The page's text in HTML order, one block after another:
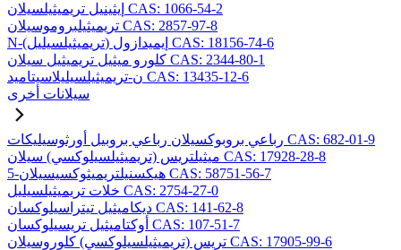
إيثينيل تريميثيلسيلان CAS: 1066-54-2
تريميثيلبروموسيلان CAS: 2857-97-8
N-(تريميثيلسيليل) إيميدازول CAS: 18156-74-6
كلورو ميثيل تريميثيل سيلان CAS: 2344-80-1
ن-تريميثيلسيليلاسيتاميد CAS: 13435-12-6
سيلانات أخرى
رباعي بروبوكسيلان رباعي بروبيل أورثوسيليكات CAS: 682-01-9
ميثيلتريس (تريميثيلسيلوكسي) سيلان CAS: 17928-28-8
5-هيكسنيلتريميثوكسيسيلان CAS: 58751-56-7
خلات تريميثيلسيليل CAS: 2754-27-0
ديكاميثيل تيتراسيلوكسان CAS: 141-62-8
أوكتاميثيل تريسيلوكسان CAS: 107-51-7
تريس (تريميثيلسيلوكسي) كلوروسيلان CAS: 17905-99-6